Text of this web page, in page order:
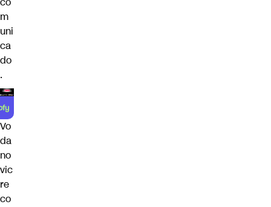
m
uni
ca
do
.
Vo
da
no
vic
re
co